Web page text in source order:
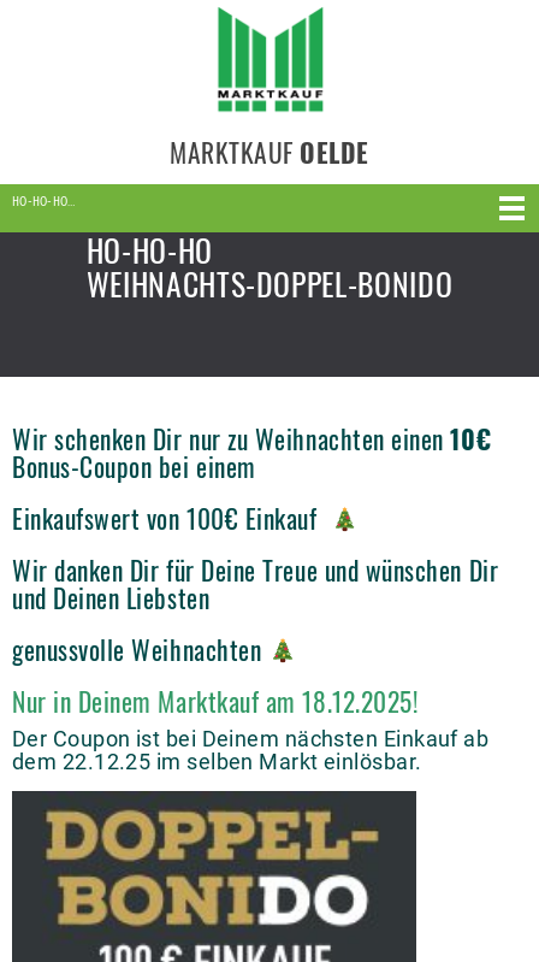
MARKTKAUF OELDE
HO-HO-HO…
HO-HO-HO
WEIHNACHTS-DOPPEL-BONIDO
Wir schenken Dir nur zu Weihnachten einen10€
Bonus-Coupon bei einem
Einkaufswert von 100€ Einkauf
Wir danken Dir für Deine Treue und wünschen Dir
und Deinen Liebsten
genussvolle Weihnachten
Nur in Deinem Marktkauf am 18.12.2025!
Der Coupon ist bei Deinem nächsten Einkauf ab
dem 22.12.25 im selben Markt einlösbar.